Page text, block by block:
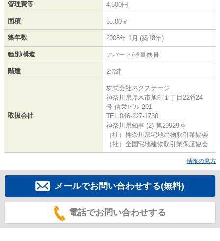
管理費等 4,500円
面積 55.00㎡
築年数 2008年 1月 (築18年)
種別/構造 アパート/軽量鉄骨
階建 2階建
取扱会社
株式会社ネクステージ
神奈川県厚木市旭町１丁目22番24
号 信栄ビル 201
TEL:046-227-1730
神奈川県知事 (2) 第29929号
（社）神奈川県宅地建物取引業協会
（社）全国宅地建物取引業保証協会
情報の見方
メールでお問い合わせする(無料)
電話でお問い合わせする